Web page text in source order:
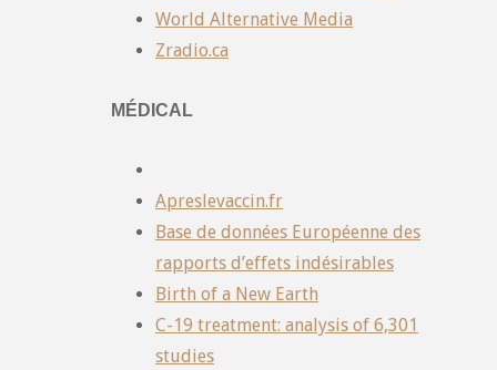
World Alternative Media
Zradio.ca
MÉDICAL
Apreslevaccin.fr
Base de données Européenne des
rapports d’effets indésirables
Birth of a New Earth
C-19 treatment: analysis of 6,301
studies